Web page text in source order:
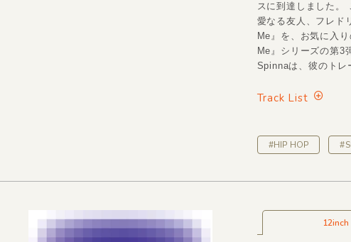
スに到達しました。
愛なる友人、フレド
Me』を、お気に入
Me』シリーズの第3
Spinnaは、彼のトレ
Track List
#HIP HOP
12inch